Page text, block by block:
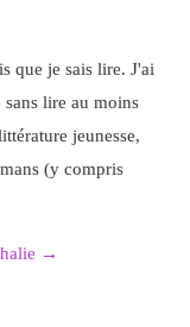
que je sais lire. J'ai
sans lire au moins
jeunesse,
(y compris
→